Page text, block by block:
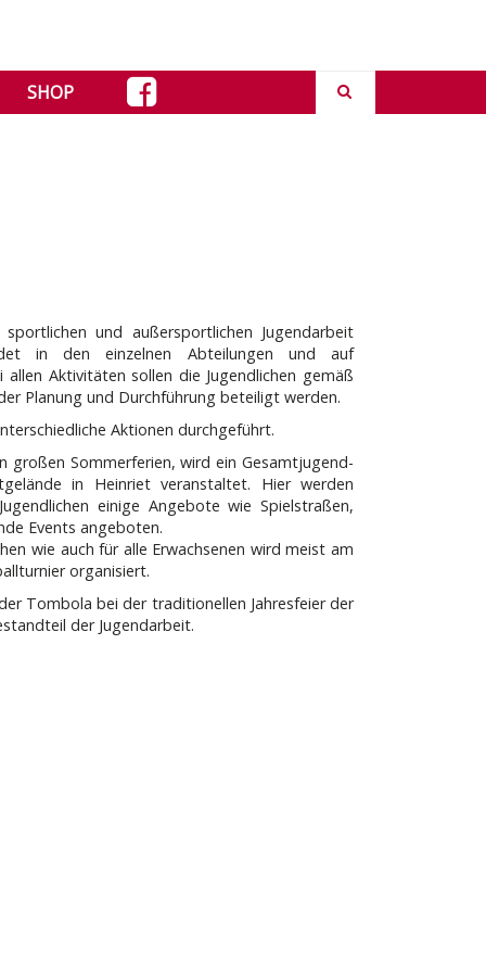
SHOP
und außersportlichen Jugendarbeit
in den einzelnen Abteilungen und auf
Aktivitäten sollen die Jugendlichen gemäß
Planung und Durchführung beteiligt werden.
Aktionen durchgeführt.
großen Sommerferien, wird ein Gesamtjugend-
in Heinriet veranstaltet. Hier werden
einige Angebote wie Spielstraßen,
Events angeboten.
wie auch für alle Erwachsenen wird meist am
organisiert.
Tombola bei der traditionellen Jahresfeier der
der Jugendarbeit.